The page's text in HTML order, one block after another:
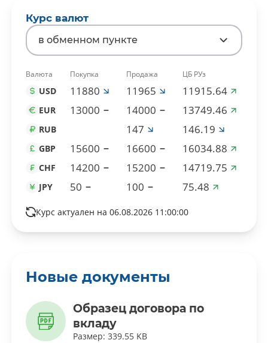
Курс валют
в обменном пункте
Валюта Покупка Продажа ЦБ РУз
USD 11880 11965 11915.64
EUR 13000 14000 13749.46
RUB 147 146.19
GBP 15600 16600 16034.88
CHF 14200 15200 14719.75
JPY 50 100 75.48
Курс актуален на 06.08.2026 11:00:00
Новые документы
Образец договора по
вкладу
Размер: 339.55 KB